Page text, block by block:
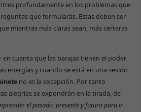
profundamente en los problemas que
que formularás. Estas deben ser
mientras más claras sean, más certeras
cuenta que las barajas tienen el poder
energías y cuando se está en una sesión
no es la excepción. Por tanto
alegrías se expondrán en la tirada, de
el pasado, presente y futuro para ir